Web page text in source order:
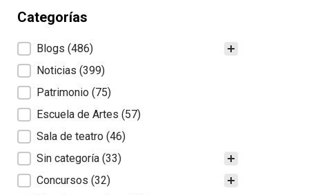
Categorías
Categorías
Blogs (486)
Noticias (399)
Patrimonio (75)
Escuela de Artes (57)
Sala de teatro (46)
Sin categoría (33)
Concursos (32)